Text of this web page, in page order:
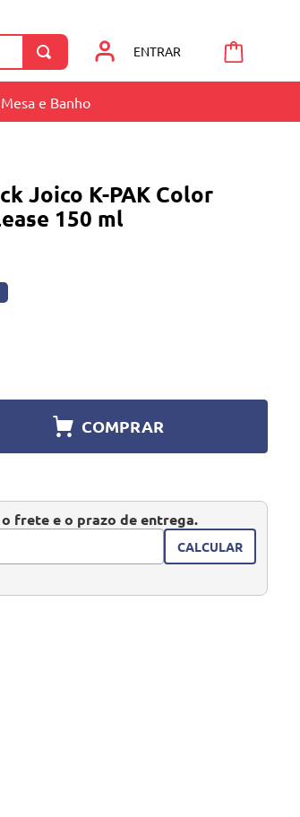
ENTRAR
e Banho
Joico K-PAK Color
150 ml
COMPRAR
frete e o prazo de entrega.
CALCULAR